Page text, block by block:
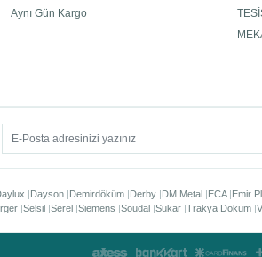
Aynı Gün Kargo
Dayson Demirdöküm Derby DM Metal ECA Emir
Selsil Serel Siemens Soudal Sukar Trakya Döküm